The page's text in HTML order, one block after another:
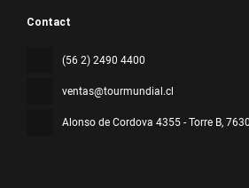
Contact
(56 2) 2490 4400
ventas@tourmundial.cl
Alonso de Cordova 4355 - Torre B,